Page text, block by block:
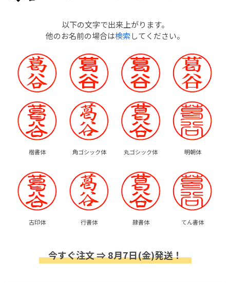
以下の文字で出来上がります。
他のお名前の場合は検索してください。
楷書体 角ゴシック体 丸ゴシック体 明朝体
古印体 行書体 隷書体 てん書体
今すぐ注文 ⇒ 8月7日(金)発送！